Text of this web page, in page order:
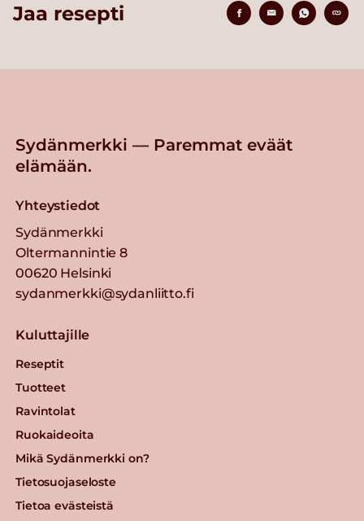
Jaa resepti
Sydänmerkki — Paremmat eväät
elämään.
Yhteystiedot
Sydänmerkki
Oltermannintie 8
00620 Helsinki
sydanmerkki@sydanliitto.fi
Kuluttajille
Reseptit
Tuotteet
Ravintolat
Ruokaideoita
Mikä Sydänmerkki on?
Tietosuojaseloste
Tietoa evästeistä